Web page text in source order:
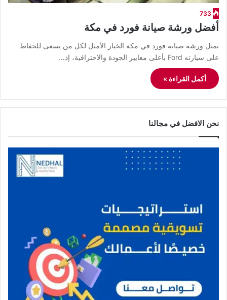
733
أفضل ورشة صيانة فورد في مكة
تمثل ورشة صيانة فورد في مكة الخيار الأمثل لكل من يسعى للحفاظ
على سيارته Ford بأعلى معايير الجودة والاحترافية، إذ…
أكمل القراءة »
نحن الافضل في مجالنا